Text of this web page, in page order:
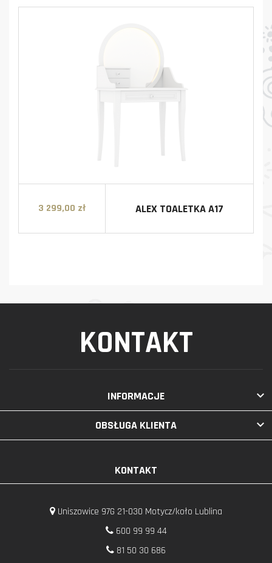
Cena
3 299,00 zł ALEX TOALETKA A17
KONTAKT
INFORMACJE 
OBSŁUGA KLIENTA 
KONTAKT
Uniszowice 97G 21-030 Motycz/koło Lublina
600 99 99 44
81 50 30 686